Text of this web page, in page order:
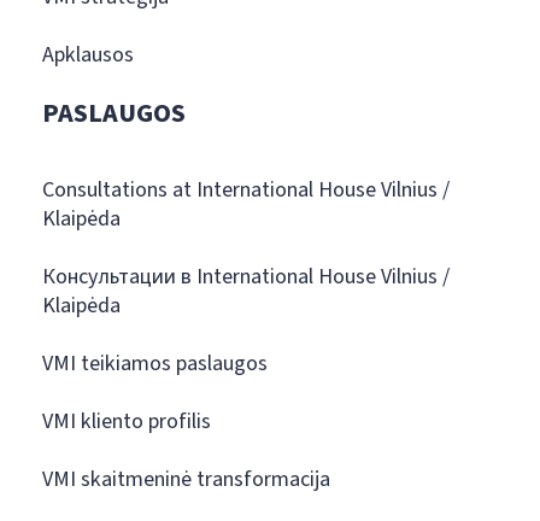
Apklausos
PASLAUGOS
Consultations at International House Vilnius /
Klaipėda
Консультации в International House Vilnius /
Klaipėda
VMI teikiamos paslaugos
VMI kliento profilis
VMI skaitmeninė transformacija